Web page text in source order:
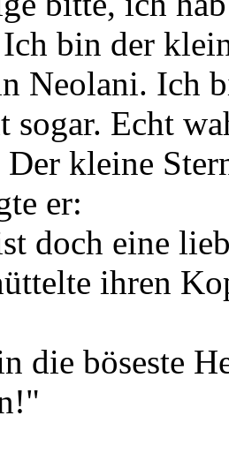
bin der
Neolani. Ich
sogar. Echt
kleine
er:
doch eine
ihren
die böseste